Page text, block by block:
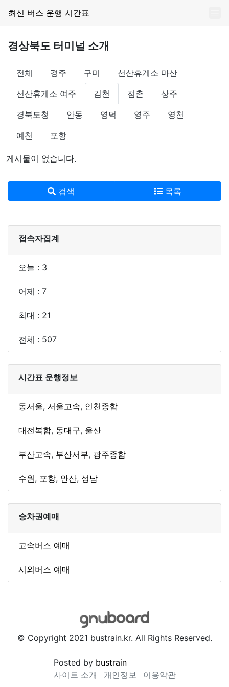
최신 버스 운행 시간표
경상북도 터미널 소개
전체 경주 구미 선산휴게소 마산
선산휴게소 여주 김천 점촌 상주
경북도청 안동 영덕 영주 영천
예천 포항
게시물이 없습니다.
검색 목록
접속자집계
오늘 : 3
어제 : 7
최대 : 21
전체 : 507
시간표 운행정보
동서울, 서울고속, 인천종합
대전복합, 동대구, 울산
부산고속, 부산서부, 광주종합
수원, 포항, 안산, 성남
승차권예매
고속버스 예매
시외버스 예매
© Copyright 2021 bustrain.kr. All Rights Reserved.
Posted by bustrain
사이트 소개
개인정보 이용약관